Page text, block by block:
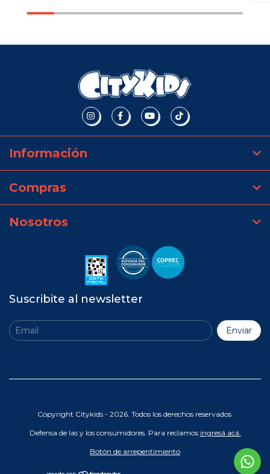
Información
Compras
Nosotros
Suscribite al newsletter
Copyright Citykids - 2026. Todos los derechos reservados.
Defensa de las y los consumidores. Para reclamos ingresá acá.
Botón de arrepentimiento